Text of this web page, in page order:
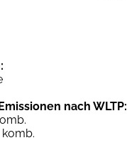
nach WLTP: